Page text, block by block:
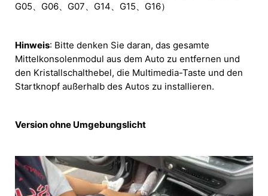
G05、G06、G07、G14、G15、G16）
Hinweis: Bitte denken Sie daran, das gesamte
Mittelkonsolenmodul aus dem Auto zu entfernen und
den Kristallschalthebel, die Multimedia-Taste und den
Startknopf außerhalb des Autos zu installieren.
Version ohne Umgebungslicht